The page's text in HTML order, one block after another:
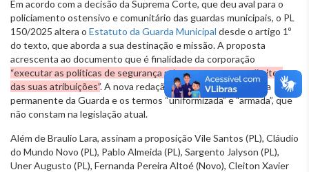
Em acordo com a decisão da Suprema Corte, que deu aval para o
policiamento ostensivo e comunitário das guardas municipais, o PL
150/2025 altera o Estatuto da Guarda Municipal desde o artigo 1º
do texto, que aborda a sua destinação e missão. A proposta
acrescenta ao documento que é finalidade da corporação
“executar as políticas de segurança urbana nos termos e limites
das suas atribuições”. A nova redação insere ainda a natureza
permanente da Guarda e os termos “uniformizada” e "armada”, que
não constam na legislação atual.
Além de Braulio Lara, assinam a proposição Vile Santos (PL), Cláudio
do Mundo Novo (PL), Pablo Almeida (PL), Sargento Jalyson (PL),
Uner Augusto (PL), Fernanda Pereira Altoé (Novo), Cleiton Xavier